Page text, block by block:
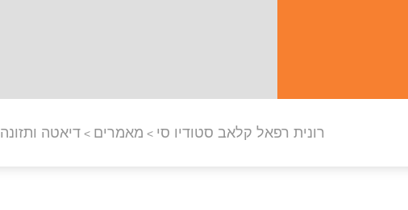
רונית רפאל קלאב סטודיו סי > מאמרים >דיאטה ותזונה